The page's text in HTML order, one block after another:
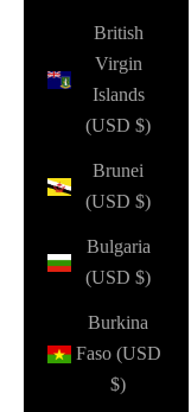
British
Virgin
Islands
(USD $)
Brunei
(USD $)
Bulgaria
(USD $)
Burkina
Faso (USD
$)